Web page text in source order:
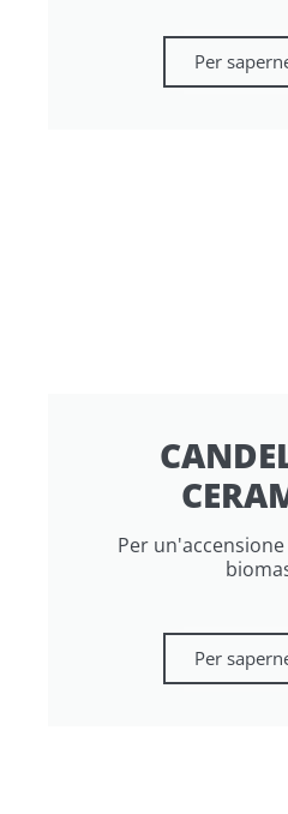
Per
Per
Per